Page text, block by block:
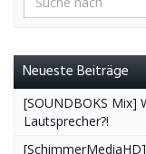
Neueste Beiträge
[SOUNDBOKS Mix]
Lautsprecher?!